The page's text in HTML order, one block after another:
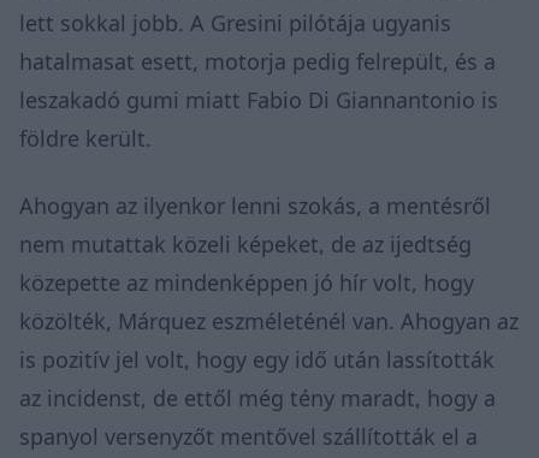
lett sokkal jobb. A Gresini pilótája ugyanis
hatalmasat esett, motorja pedig felrepült, és a
leszakadó gumi miatt Fabio Di Giannantonio is
földre került.
Ahogyan az ilyenkor lenni szokás, a mentésről
nem mutattak közeli képeket, de az ijedtség
közepette az mindenképpen jó hír volt, hogy
közölték, Márquez eszméleténél van. Ahogyan az
is pozitív jel volt, hogy egy idő után lassították
az incidenst, de ettől még tény maradt, hogy a
spanyol versenyzőt mentővel szállították el a